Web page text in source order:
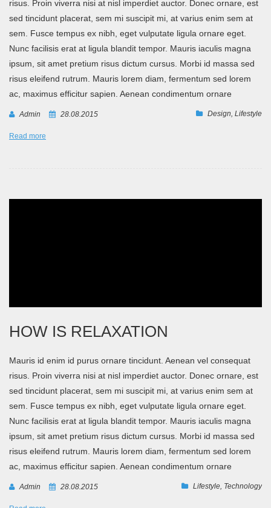
risus. Proin viverra nisi at nisl imperdiet auctor. Donec ornare, est
sed tincidunt placerat, sem mi suscipit mi, at varius enim sem at
sem. Fusce tempus ex nibh, eget vulputate ligula ornare eget.
Nunc facilisis erat at ligula blandit tempor. Mauris iaculis magna
ipsum, sit amet pretium risus dictum cursus. Morbi id massa sed
risus eleifend rutrum. Mauris lorem diam, fermentum sed lorem
ac, maximus efficitur sapien. Aenean condimentum ornare
Admin 28.08.2015 Design, Lifestyle
Read more
HOW IS RELAXATION
Mauris id enim id purus ornare tincidunt. Aenean vel consequat
risus. Proin viverra nisi at nisl imperdiet auctor. Donec ornare, est
sed tincidunt placerat, sem mi suscipit mi, at varius enim sem at
sem. Fusce tempus ex nibh, eget vulputate ligula ornare eget.
Nunc facilisis erat at ligula blandit tempor. Mauris iaculis magna
ipsum, sit amet pretium risus dictum cursus. Morbi id massa sed
risus eleifend rutrum. Mauris lorem diam, fermentum sed lorem
ac, maximus efficitur sapien. Aenean condimentum ornare
Admin 28.08.2015 Lifestyle Technology